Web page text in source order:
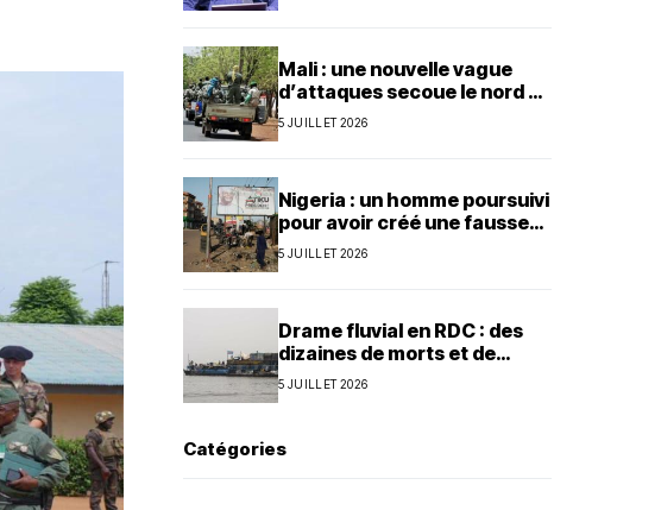
Mali : une nouvelle vague
d’attaques secoue le nord et
le centre du pays
5 JUILLET 2026
Nigeria : un homme poursuivi
pour avoir créé une fausse
agence de la présidence
5 JUILLET 2026
Drame fluvial en RDC : des
dizaines de morts et de
nombreux disparus à Ilebo
5 JUILLET 2026
Catégories